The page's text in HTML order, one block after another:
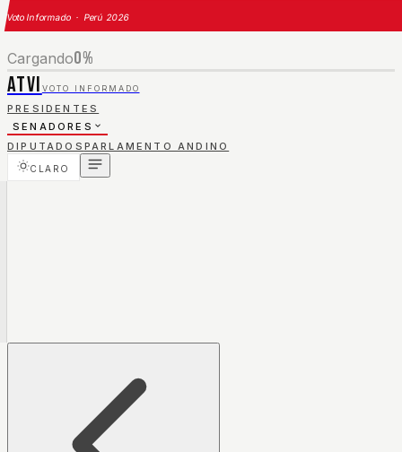
Voto Informado · Perú 2026
Cargando0%
ATVI VOTO INFORMADO
PRESIDENTES
SENADORES
DIPUTADOS PARLAMENTO ANDINO
CLARO